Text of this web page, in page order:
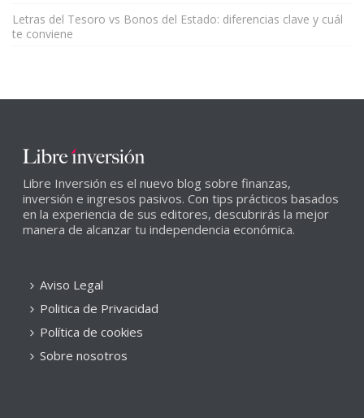
Letras del Tesoro vs Bonos del Estado: diferencias clave y cuál
te conviene
Libre Inversión es el nuevo blog sobre finanzas,
inversión e ingresos pasivos. Con tips prácticos basados
en la experiencia de sus editores, descubrirás la mejor
manera de alcanzar tu independencia económica.
Aviso Legal
Politica de Privacidad
Política de cookies
Sobre nosotros